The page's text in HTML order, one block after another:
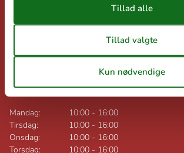
DK-7400 Herning
Momsnr.: DK26347688
Åbningstider uge 32:
Mandag: 10:00 - 16:00
Tirsdag:
10:00 - 16:00
Onsdag:
10:00 - 16:00
Torsdag:
10:00 - 16:00